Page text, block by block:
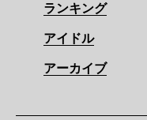
ランキング
アイドル
アーカイブ